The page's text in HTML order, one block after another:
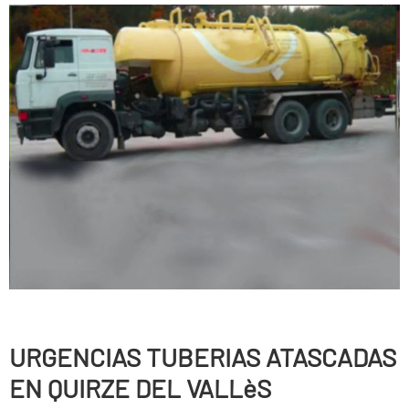
URGENCIAS TUBERIAS ATASCADAS
EN QUIRZE DEL VALLèS